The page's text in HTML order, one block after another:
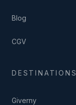
Blog
CGV
DESTINATIONS
Giverny